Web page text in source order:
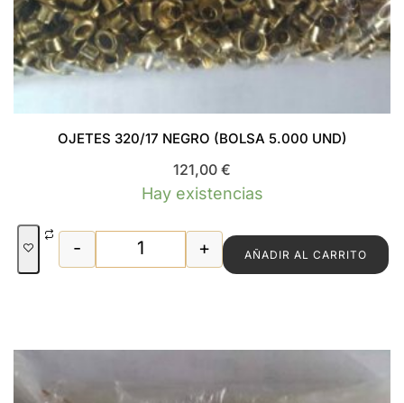
OJETES 320/17 NEGRO (BOLSA 5.000 UND)
121,00 €
Hay existencias
OJETES 320/17 NEGRO (BOLSA 5.000
- + AÑADIR AL CARRITO